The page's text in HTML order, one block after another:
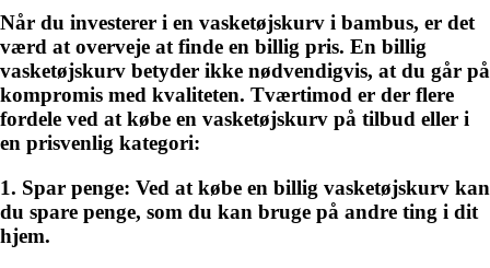
Når du investerer i en vasketøjskurv i bambus, er det
værd at overveje at finde en billig pris. En billig
vasketøjskurv betyder ikke nødvendigvis, at du går på
kompromis med kvaliteten. Tværtimod er der flere
fordele ved at købe en vasketøjskurv på tilbud eller i
en prisvenlig kategori:
1. Spar penge: Ved at købe en billig vasketøjskurv kan
du spare penge, som du kan bruge på andre ting i dit
hjem.